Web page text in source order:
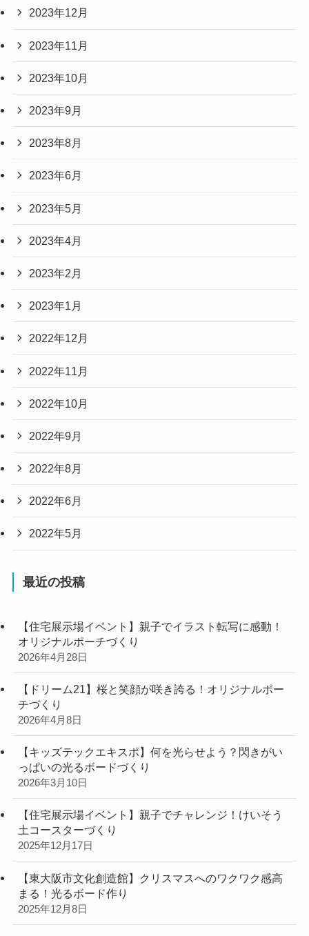
2023年12月
2023年11月
2023年10月
2023年9月
2023年8月
2023年6月
2023年5月
2023年4月
2023年2月
2023年1月
2022年12月
2022年11月
2022年10月
2022年9月
2022年8月
2022年6月
2022年5月
最近の投稿
【住宅展示場イベント】親子でイラスト転写に感動！
オリジナルポーチづくり
2026年4月28日
【ドリーム21】桜と笑顔が咲き誇る！オリジナルポー
チづくり
2026年4月8日
【キッズテックエキスポ】何を光らせよう？閃きがい
っぱいの光るボードづくり
2026年3月10日
【住宅展示場イベント】親子でチャレンジ！けいそう
土コースターづくり
2025年12月17日
【東大阪市文化創造館】クリスマスへのワクワク感高
まる！光るボード作り
2025年12月8日